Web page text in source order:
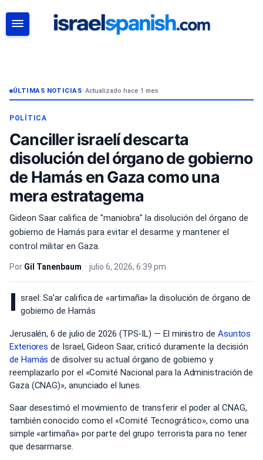
ÚLTIMAS NOTICIAS• Actualizado hace 1 mes
POLÍTICA
Canciller israelí descarta
disolución del órgano de gobierno
de Hamás en Gaza como una
mera estratagema
Gideon Saar califica de "maniobra" la disolución del órgano de
gobierno de Hamás para evitar el desarme y mantener el
control militar en Gaza.
Por Gil Tanenbaum • julio 6, 2026, 6:39 pm
I srael: Sa’ar califica de «artimaña» la disolución de órgano de
gobierno de Hamás
Jerusalén, 6 de julio de 2026 (TPS-IL) — El ministro de Asuntos
Exteriores de Israel, Gideon Saar, criticó duramente la decisión
de Hamás de disolver su actual órgano de gobierno y
reemplazarlo por el «Comité Nacional para la Administración de
Gaza (CNAG)», anunciado el lunes.
Saar desestimó el movimiento de transferir el poder al CNAG,
también conocido como el «Comité Tecnogrático», como una
simple «artimaña» por parte del grupo terrorista para no tener
que desarmarse.